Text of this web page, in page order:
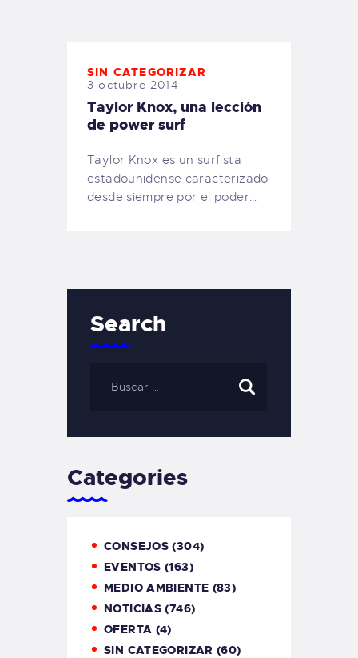
SIN CATEGORIZAR
3 octubre 2014
Taylor Knox, una lección
de power surf
Taylor Knox es un surfista
estadounidense caracterizado
desde siempre por el poder…
Search
Categories
CONSEJOS (304)
EVENTOS (163)
MEDIO AMBIENTE (83)
NOTICIAS (746)
OFERTA (4)
SIN CATEGORIZAR (60)